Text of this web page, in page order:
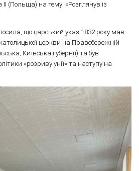
(Польща) на тему: «Розглянув із
що царський указ 1832 року мав
церкви на Правобережній
Київська губернії) та був
«розриву унії» та наступу на